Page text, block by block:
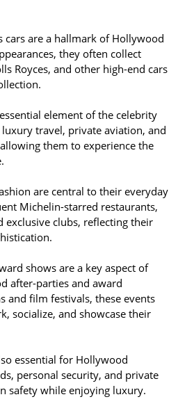
cars are a hallmark of Hollywood
they often collect
Royces, and other high-end cars
element of the celebrity
travel, private aviation, and
them to experience the
are central to their everyday
Michelin-starred restaurants,
exclusive clubs, reflecting their
shows are a key aspect of
after-parties and award
and film festivals, these events
socialize, and showcase their
essential for Hollywood
personal security, and private
safety while enjoying luxury.